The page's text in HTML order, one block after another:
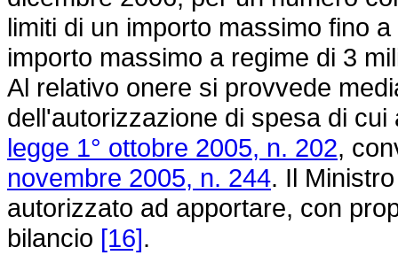
limiti di un importo massimo fino
importo massimo a regime di 3
Al relativo onere si provvede
dell'autorizzazione di spesa di
legge 1° ottobre 2005, n. 202,
novembre 2005, n. 244. Il
autorizzato ad apportare, con
bilancio [16].